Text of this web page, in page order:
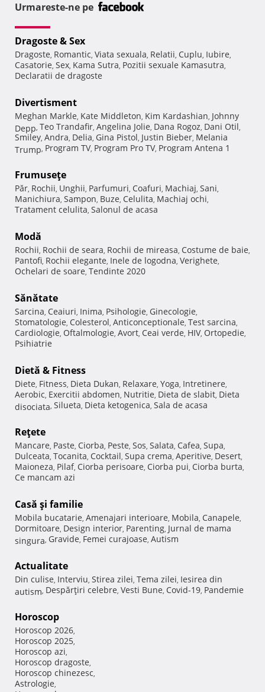
Urmareste-ne pe
Dragoste & Sex
Dragoste, Romantic, Viata sexuala, Relatii, Cuplu, Iubire,
Casatorie, Sex, Kama Sutra, Pozitii sexuale Kamasutra,
Declaratii de dragoste
Divertisment
Meghan Markle, Kate Middleton, Kim Kardashian, Johnny
Depp, Teo Trandafir, Angelina Jolie, Dana Rogoz, Dani Otil,
Smiley, Andra, Delia, Gina Pistol, Justin Bieber, Melania
Trump, Program TV, Program Pro TV, Program Antena 1
Frumuseţe
Păr, Rochii, Unghii, Parfumuri, Coafuri, Machiaj, Sani,
Manichiura, Sampon, Buze, Celulita, Machiaj ochi,
Tratament celulita, Salonul de acasa
Modă
Rochii, Rochii de seara, Rochii de mireasa, Costume de baie,
Pantofi, Rochii elegante, Inele de logodna, Verighete,
Ochelari de soare, Tendinte 2020
Sănătate
Sarcina, Ceaiuri, Inima, Psihologie, Ginecologie,
Stomatologie, Colesterol, Anticonceptionale, Test sarcina,
Cardiologie, Oftalmologie, Avort, Ceai verde, HIV, Ortopedie,
Psihiatrie
Dietă & Fitness
Diete, Fitness, Dieta Dukan, Relaxare, Yoga, Intretinere,
Aerobic, Exercitii abdomen, Nutritie, Dieta de slabit, Dieta
disociata, Silueta, Dieta ketogenica, Sala de acasa
Reţete
Mancare, Paste, Ciorba, Peste, Sos, Salata, Cafea, Supa,
Dulceata, Tocanita, Cocktail, Supa crema, Aperitive, Desert,
Maioneza, Pilaf, Ciorba perisoare, Ciorba pui, Ciorba burta,
Ce mancam azi
Casă şi familie
Mobila bucatarie, Amenajari interioare, Mobila, Canapele,
Dormitoare, Design interior, Parenting, Jurnal de mama
singura, Gravide, Femei curajoase, Autism
Actualitate
Din culise, Interviu, Stirea zilei, Tema zilei, Iesirea din
autism, Despărţiri celebre, Vesti Bune, Covid-19, Pandemie
Horoscop
Horoscop 2026,
Horoscop 2025,
Horoscop azi,
Horoscop dragoste,
Horoscop chinezesc,
Astrologie,